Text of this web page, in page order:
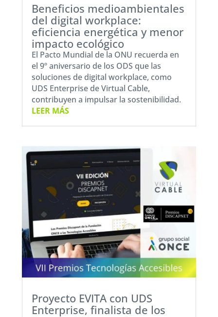
Beneficios medioambientales
del digital workplace:
eficiencia energética y menor
impacto ecológico
El Pacto Mundial de la ONU recuerda en
el 9º aniversario de los ODS que las
soluciones de digital workplace, como
UDS Enterprise de Virtual Cable,
contribuyen a impulsar la sostenibilidad.
LEER MÁS
Proyecto EVITA con UDS
Enterprise, finalista de los